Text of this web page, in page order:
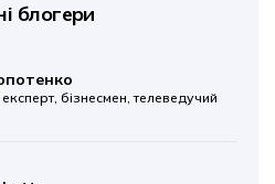
блогери
бізнесмен, телеведучий